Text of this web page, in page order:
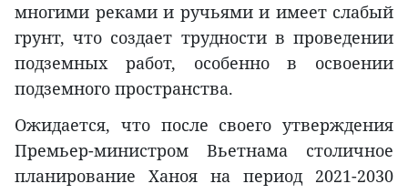
многими реками и ручьями и имеет слабый
грунт, что создает трудности в проведении
подземных работ, особенно в освоении
подземного пространства.
Ожидается, что после своего утверждения
Премьер-министром Вьетнама столичное
планирование Ханоя на период 2021-2030